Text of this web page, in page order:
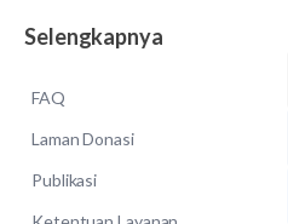
Selengkapnya
FAQ
Laman Donasi
Publikasi